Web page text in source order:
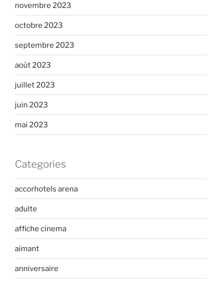
novembre 2023
octobre 2023
septembre 2023
août 2023
juillet 2023
juin 2023
mai 2023
Categories
accorhotels arena
adulte
affiche cinema
aimant
anniversaire